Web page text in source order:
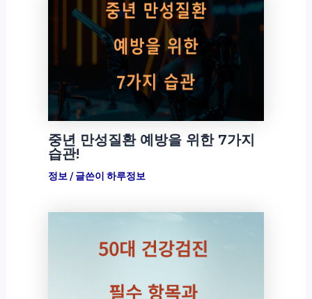
중년 만성질환 예방을 위한 7가지
습관!
정보/ 글쓴이 하루정보